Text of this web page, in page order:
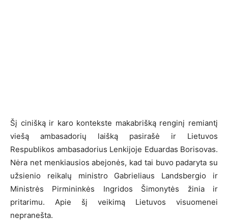
Šį cinišką ir karo kontekste makabrišką renginį remiantį
viešą ambasadorių laišką pasirašė ir Lietuvos
Respublikos ambasadorius Lenkijoje Eduardas Borisovas.
Nėra net menkiausios abejonės, kad tai buvo padaryta su
užsienio reikalų ministro Gabrieliaus Landsbergio ir
Ministrės Pirmininkės Ingridos Šimonytės žinia ir
pritarimu. Apie šį veikimą Lietuvos visuomenei
nepranešta.